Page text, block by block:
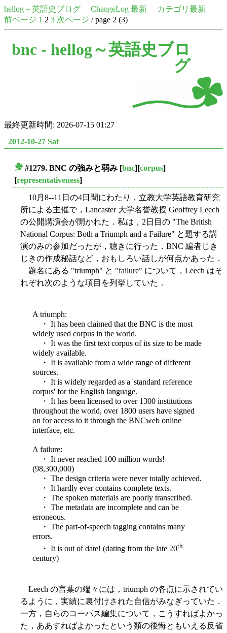
hellog～英語史ブログ ChangeLog 最新
カテゴリ最新
前ページ 1 2 3 次ページ / page 2 (3)
bnc - hellog～英語史ブロ
グ
最終更新時間: 2026-07-15 01:27
2012-10-27 Sat
#1279. BNC の強みと弱み [bnc][corpus]
[representativeness]
10月8--11日の4日間にわたり，立教大学英語教育研究
所による主催で，Lancaster 大学名誉教授 Geoffrey Leech
の公開講演会が開かれた．私は，2日目の "The British
National Corpus: Both a Triumph and a Failure" と題する講
演のみの参加だったが，聴きに行った．BNC 編者じき
じきの作成秘話など，おもしろい話しが何点かあった．
題名にある "triumph" と "failure" について，Leech はそ
れぞれ次のような項目を列挙していた．
A triumph:
・ It has been claimed that the BNC is the most
widely used corpus in the world.
・ It was the first text corpus of its size to be made
widely available.
・ It is available from a wide range of different
sources.
・ It is widely regarded as a 'standard reference
corpus' for the English language.
・ It has been licensed to over 1300 institutions
throughout the world, over 1800 users have signed
on for access to it through the BNCweb online
interface, etc.
A failure:
・ It never reached 100 million words!
(98,300,000)
・ The design criteria were never totally achieved.
・ It hardly ever contains complete texts.
・ The spoken materials are poorly transcribed.
・ The metadata are incomplete and can be
erroneous.
・ The part-of-speech tagging contains many
errors.
・ It is out of date! (dating from the late 20th
century)
Leech の言葉の端々には，triumph の各点に示されてい
るように，実績に裏付けされた自信がみなぎっていた．
一方，自らのコーパス編集について，こうすればよかっ
た，ああすればよかったという類の後悔ともいえる反省